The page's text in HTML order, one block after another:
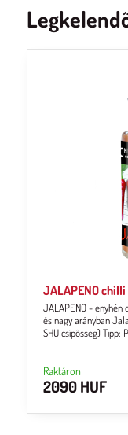
JALAPENO
JALAPENO - enyhén
és nagy arányban
SHU csípősség) Tipp:
Raktáron
2090 HUF